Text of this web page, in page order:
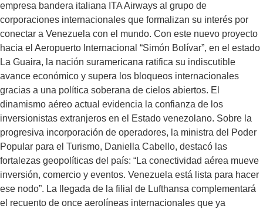
empresa bandera italiana ITA Airways al grupo de
corporaciones internacionales que formalizan su interés por
conectar a Venezuela con el mundo. Con este nuevo proyecto
hacia el Aeropuerto Internacional “Simón Bolívar”, en el estado
La Guaira, la nación suramericana ratifica su indiscutible
avance económico y supera los bloqueos internacionales
gracias a una política soberana de cielos abiertos. El
dinamismo aéreo actual evidencia la confianza de los
inversionistas extranjeros en el Estado venezolano. Sobre la
progresiva incorporación de operadores, la ministra del Poder
Popular para el Turismo, Daniella Cabello, destacó las
fortalezas geopolíticas del país: “La conectividad aérea mueve
inversión, comercio y eventos. Venezuela está lista para hacer
ese nodo”. La llegada de la filial de Lufthansa complementará
el recuento de once aerolíneas internacionales que ya